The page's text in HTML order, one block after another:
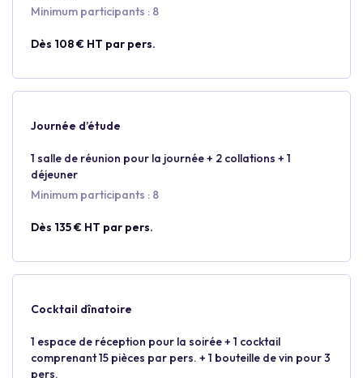
Minimum participants : 8
Dès 108 € HT par pers.
Journée d’étude
1 salle de réunion pour la journée + 2 collations + 1
déjeuner
Minimum participants : 8
Dès 135 € HT par pers.
Cocktail dînatoire
1 espace de réception pour la soirée + 1 cocktail
comprenant 15 pièces par pers. + 1 bouteille de vin pour 3
pers.